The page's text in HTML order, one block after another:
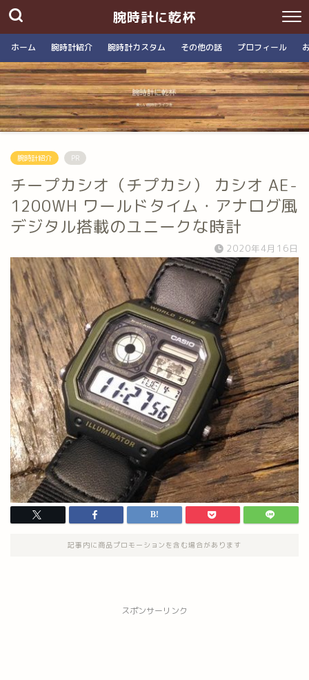
腕時計に乾杯
ホーム 腕時計紹介 腕時計カスタム その他の話 プロフィール
腕時計紹介 PR
チープカシオ（チプカシ） カシオ AE-
1200WH ワールドタイム・アナログ風
デジタル搭載のユニークな時計
2020年4月16日
記事内に商品プロモーションを含む場合があります
スポンサーリンク